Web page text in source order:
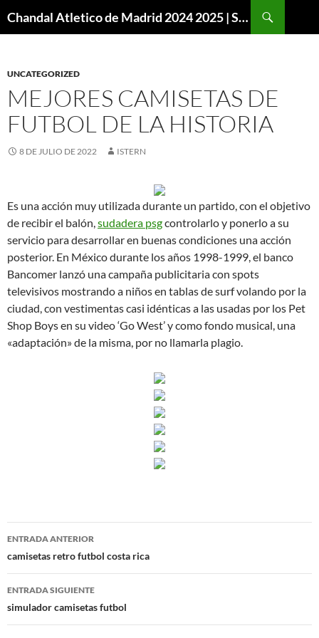
Chandal Atletico de Madrid 2024 2025 | SuperVigo
UNCATEGORIZED
MEJORES CAMISETAS DE
FUTBOL DE LA HISTORIA
8 DE JULIO DE 2022 ISTERN
Es una acción muy utilizada durante un partido, con el objetivo
de recibir el balón,sudadera psgcontrolarlo y ponerlo a su
servicio para desarrollar en buenas condiciones una acción
posterior. En México durante los años 1998-1999, el banco
Bancomer lanzó una campaña publicitaria con spots
televisivos mostrando a niños en tablas de surf volando por la
ciudad, con vestimentas casi idénticas a las usadas por los Pet
Shop Boys en su video ‘Go West’ y como fondo musical, una
«adaptación» de la misma, por no llamarla plagio.
Navegación
de
entradas
ENTRADA ANTERIOR
camisetas retro futbol costa rica
ENTRADA SIGUIENTE
simulador camisetas futbol